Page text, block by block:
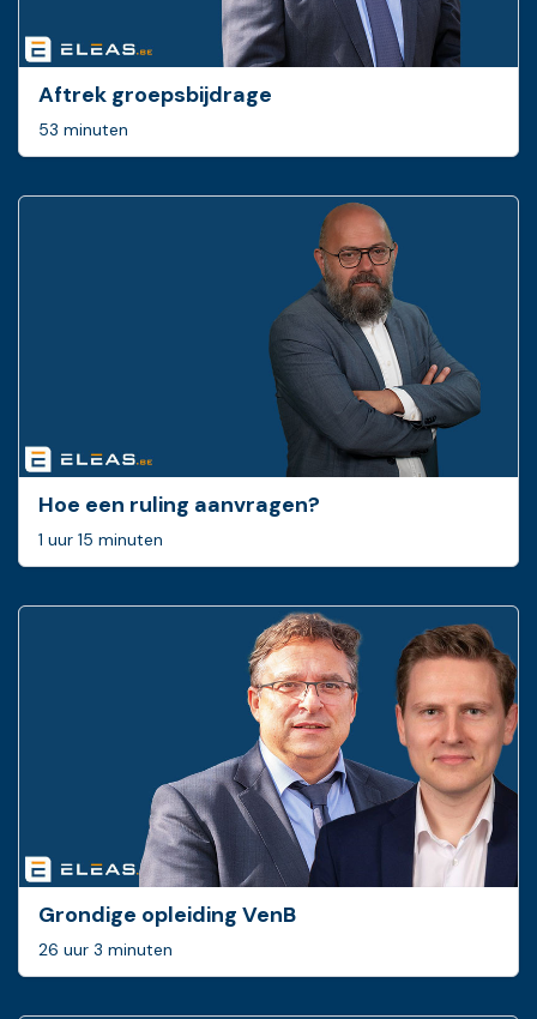
Aftrek groepsbijdrage
53 minuten
Hoe een ruling ­aanvragen?
1 uur 15 minuten
Grondige opleiding VenB
26 uur 3 minuten